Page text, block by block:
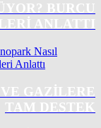
BURCU
ANLATTI
GAZİLERE
TAM DESTEK